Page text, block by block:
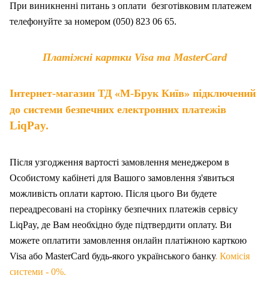
При виникненні питань з оплати безготівковим платежем
телефонуйте за номером (050) 823 06 65.
Платіжні картки Visa та MasterCard
Інтернет-магазин ТД «М-Брук Київ» підключений
до системи безпечних електронних платежів
LiqPay.
Після узгодження вартості замовлення менеджером в
Особистому кабінеті для Вашого замовлення з'явиться
можливість оплати картою. Після цього Ви будете
переадресовані на сторінку безпечних платежів сервісу
LiqPay, де Вам необхідно буде підтвердити оплату. Ви
можете оплатити замовлення онлайн платіжною карткою
Visa або MasterCard будь-якого українського банку. Комісія
системи - 0%.